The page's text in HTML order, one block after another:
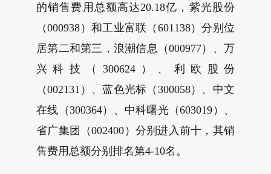
的销售费用总额高达20.18亿，紫光股份
（000938）和工业富联（601138）分别位
居第二和第三，浪潮信息（000977）、万
兴科技（300624）、利欧股份
（002131）、蓝色光标（300058）、中文
在线（300364）、中科曙光（603019）、
省广集团（002400）分别进入前十，其销
售费用总额分别排名第4-10名。